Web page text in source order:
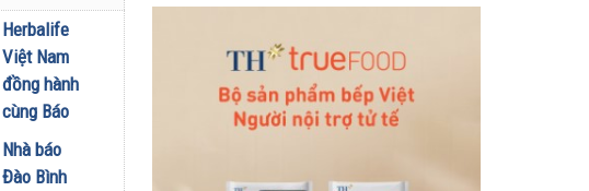
bánh, nuôi
xe 3 năm
tốn chưa
tới 2 triệu
25/06/2026
Herbalife
Việt Nam
đồng hành
cùng Báo
Sức khỏe
và Đời
Nhà báo
Đào Bình